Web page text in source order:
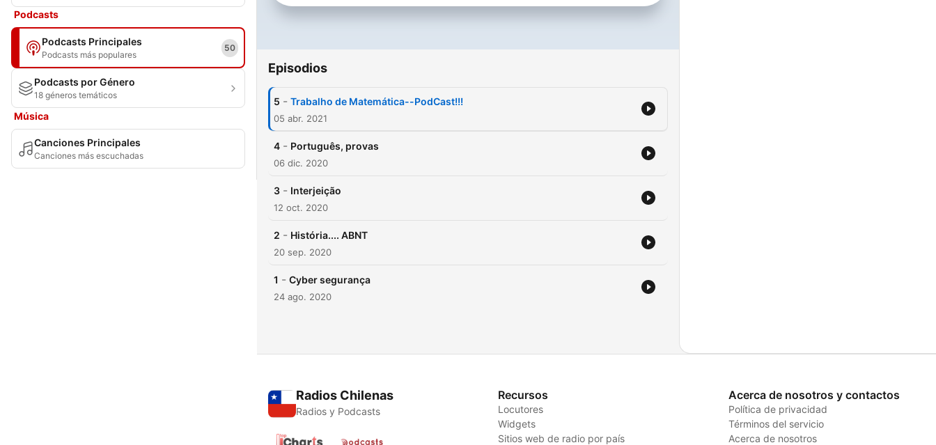
Podcasts
Podcasts Principales
Podcasts más populares
50
Podcasts por Género
18 géneros temáticos
Música
Canciones Principales
Canciones más escuchadas
Episodios
5 - Trabalho de Matemática--PodCast!!!
05 abr. 2021
4 - Português, provas
06 dic. 2020
3 - Interjeição
12 oct. 2020
2 - História.... ABNT
20 sep. 2020
1 - Cyber segurança
24 ago. 2020
Radios Chilenas
Radios y Podcasts
Recursos
Locutores
Widgets
Sitios web de radio por país
Acerca de nosotros y contactos
Política de privacidad
Términos del servicio
Acerca de nosotros